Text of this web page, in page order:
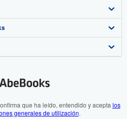
que ha leído, entendido y acepta los
generales de utilización.